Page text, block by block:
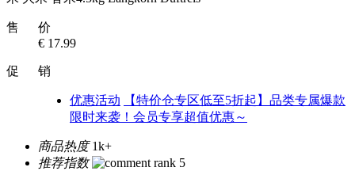
售 价
€ 17.99
促 销
优惠活动
【特价仓专区低至5折起】品类专属爆款
限时来袭！会员专享超值优惠～
商品热度 1k+
推荐指数